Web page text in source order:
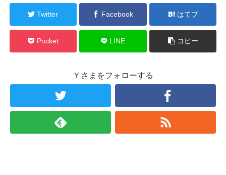
Twitter Facebook はてブ
Pocket LINE コピー
Ｙさまをフォローする